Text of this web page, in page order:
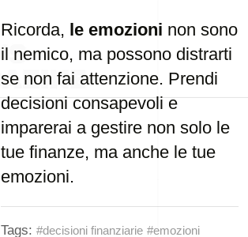
Ricorda, le emozioni non sono
il nemico, ma possono distrarti
se non fai attenzione. Prendi
decisioni consapevoli e
imparerai a gestire non solo le
tue finanze, ma anche le tue
emozioni.
Tags: #decisioni finanziarie #emozioni